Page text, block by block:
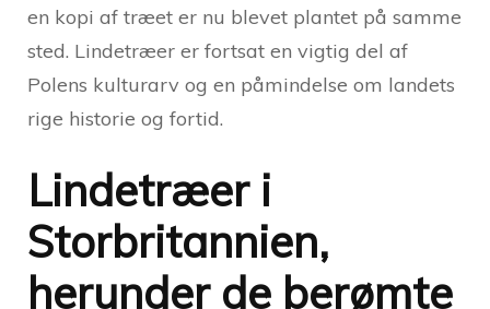
en kopi af træet er nu blevet plantet på samme
sted. Lindetræer er fortsat en vigtig del af
Polens kulturarv og en påmindelse om landets
rige historie og fortid.
Lindetræer i
Storbritannien,
herunder de berømte